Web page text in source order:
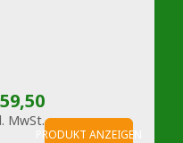
MwSt.
PRODUKT ANZEIGEN